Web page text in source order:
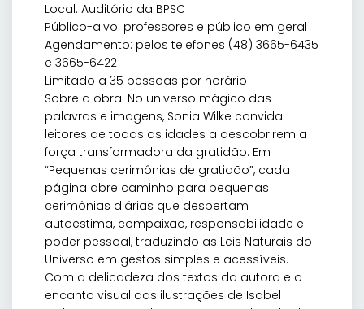
Local: Auditório da BPSC
Público-alvo: professores e público em geral
Agendamento: pelos telefones (48) 3665-6435
e 3665-6422
Limitado a 35 pessoas por horário
Sobre a obra: No universo mágico das
palavras e imagens, Sonia Wilke convida
leitores de todas as idades a descobrirem a
força transformadora da gratidão. Em
“Pequenas cerimônias de gratidão”, cada
página abre caminho para pequenas
cerimônias diárias que despertam
autoestima, compaixão, responsabilidade e
poder pessoal, traduzindo as Leis Naturais do
Universo em gestos simples e acessíveis.
Com a delicadeza dos textos da autora e o
encanto visual das ilustrações de Isabel